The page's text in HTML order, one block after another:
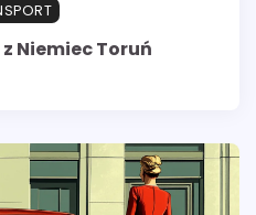
Niemiec Toruń